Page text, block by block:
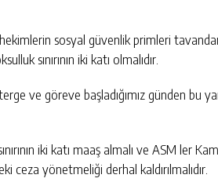
sosyal güvenlik primleri
sınırının iki katı olmalıdır.
ve göreve başladığımız günden bu
iki katı maaş almalı ve ASM ler
ceza yönetmeliği derhal kaldırılmalıdır.